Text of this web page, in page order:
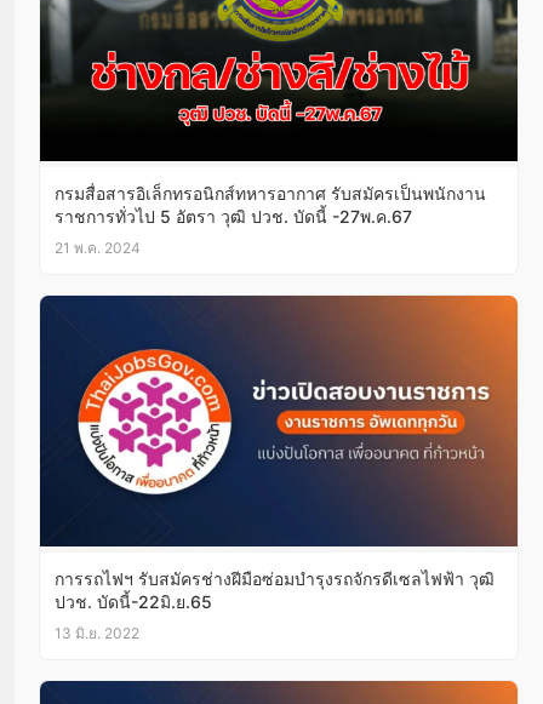
กรมสื่อสารอิเล็กทรอนิกส์ทหารอากาศ รับสมัครเป็นพนักงาน
ราชการทั่วไป 5 อัตรา วุฒิ ปวช. บัดนี้ -27พ.ค.67
21 พ.ค. 2024
การรถไฟฯ รับสมัครช่างฝีมือซ่อมบำรุงรถจักรดีเซลไฟฟ้า วุฒิ
ปวช. บัดนี้-22มิ.ย.65
13 มิ.ย. 2022